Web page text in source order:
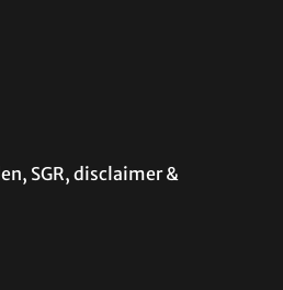
SGR, disclaimer &